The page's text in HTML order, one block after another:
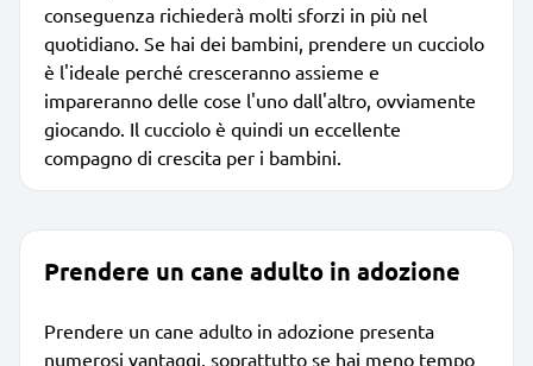
conseguenza richiederà molti sforzi in più nel
quotidiano. Se hai dei bambini, prendere un cucciolo
è l'ideale perché cresceranno assieme e
impareranno delle cose l'uno dall'altro, ovviamente
giocando. Il cucciolo è quindi un eccellente
compagno di crescita per i bambini.
Prendere un cane adulto in adozione
Prendere un cane adulto in adozione presenta
numerosi vantaggi, soprattutto se hai meno tempo